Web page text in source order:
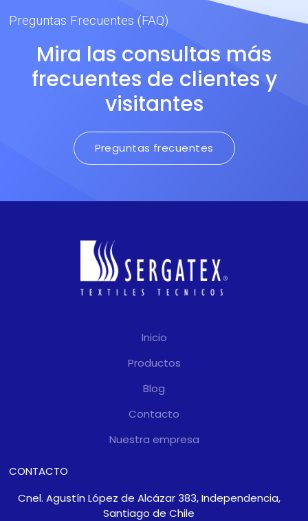
Preguntas Frecuentes (FAQ)
Mira las consultas más
frecuentes de clientes y
visitantes
Preguntas frecuentes
Inicio
Productos
Blog
Contacto
Nuestra empresa
CONTACTO
Cnel. Agustín López de Alcázar 383, Independencia,
Santiago de Chile